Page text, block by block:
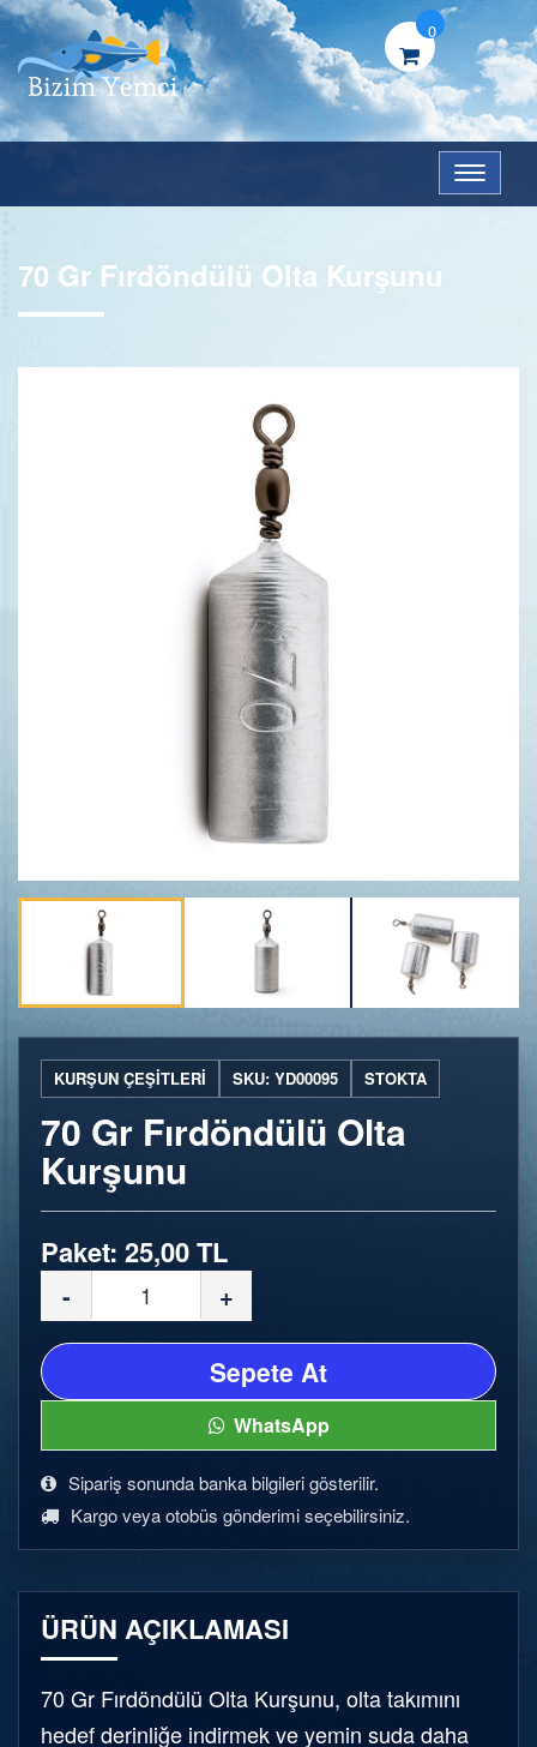
0
Menü
70 Gr Fırdöndülü Olta Kurşunu
KURŞUN ÇEŞITLERI SKU: YD00095 STOKTA
70 Gr Fırdöndülü Olta
Kurşunu
Paket: 25,00 TL
- +
Sepete At
WhatsApp
Sipariş sonunda banka bilgileri gösterilir.
Kargo veya otobüs gönderimi seçebilirsiniz.
ÜRÜN AÇIKLAMASI
70 Gr Fırdöndülü Olta Kurşunu, olta takımını
hedef derinliğe indirmek ve yemin suda daha